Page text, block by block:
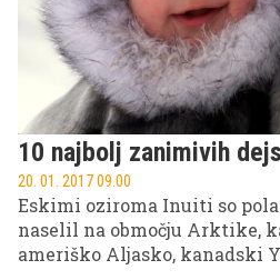
10 najbolj zanimivih
20. 01. 2017 09.00
Eskimi oziroma Inuiti so
naselil na območju Arktike,
ameriško Aljasko, kanadski